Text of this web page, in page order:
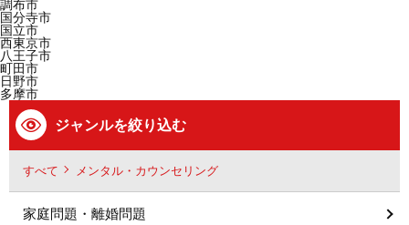
調布市
国分寺市
国立市
西東京市
八王子市
町田市
日野市
多摩市
ジャンルを絞り込む
すべて メンタル・カウンセリング
家庭問題・離婚問題